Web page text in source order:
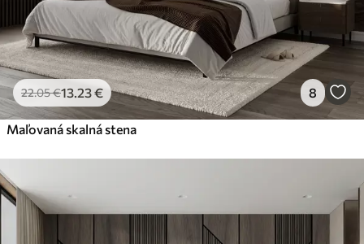
22.05€13 .23€ 8
Maľovaná skalná stena